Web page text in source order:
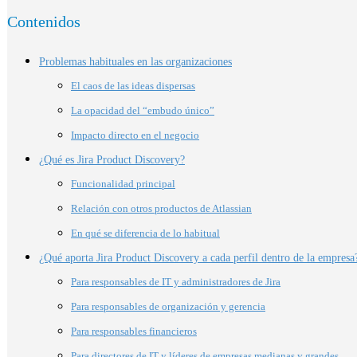
Contenidos
Problemas habituales en las organizaciones
El caos de las ideas dispersas
La opacidad del “embudo único”
Impacto directo en el negocio
¿Qué es Jira Product Discovery?
Funcionalidad principal
Relación con otros productos de Atlassian
En qué se diferencia de lo habitual
¿Qué aporta Jira Product Discovery a cada perfil dentro de la
Para responsables de IT y administradores de Jira
Para responsables de organización y gerencia
Para responsables financieros